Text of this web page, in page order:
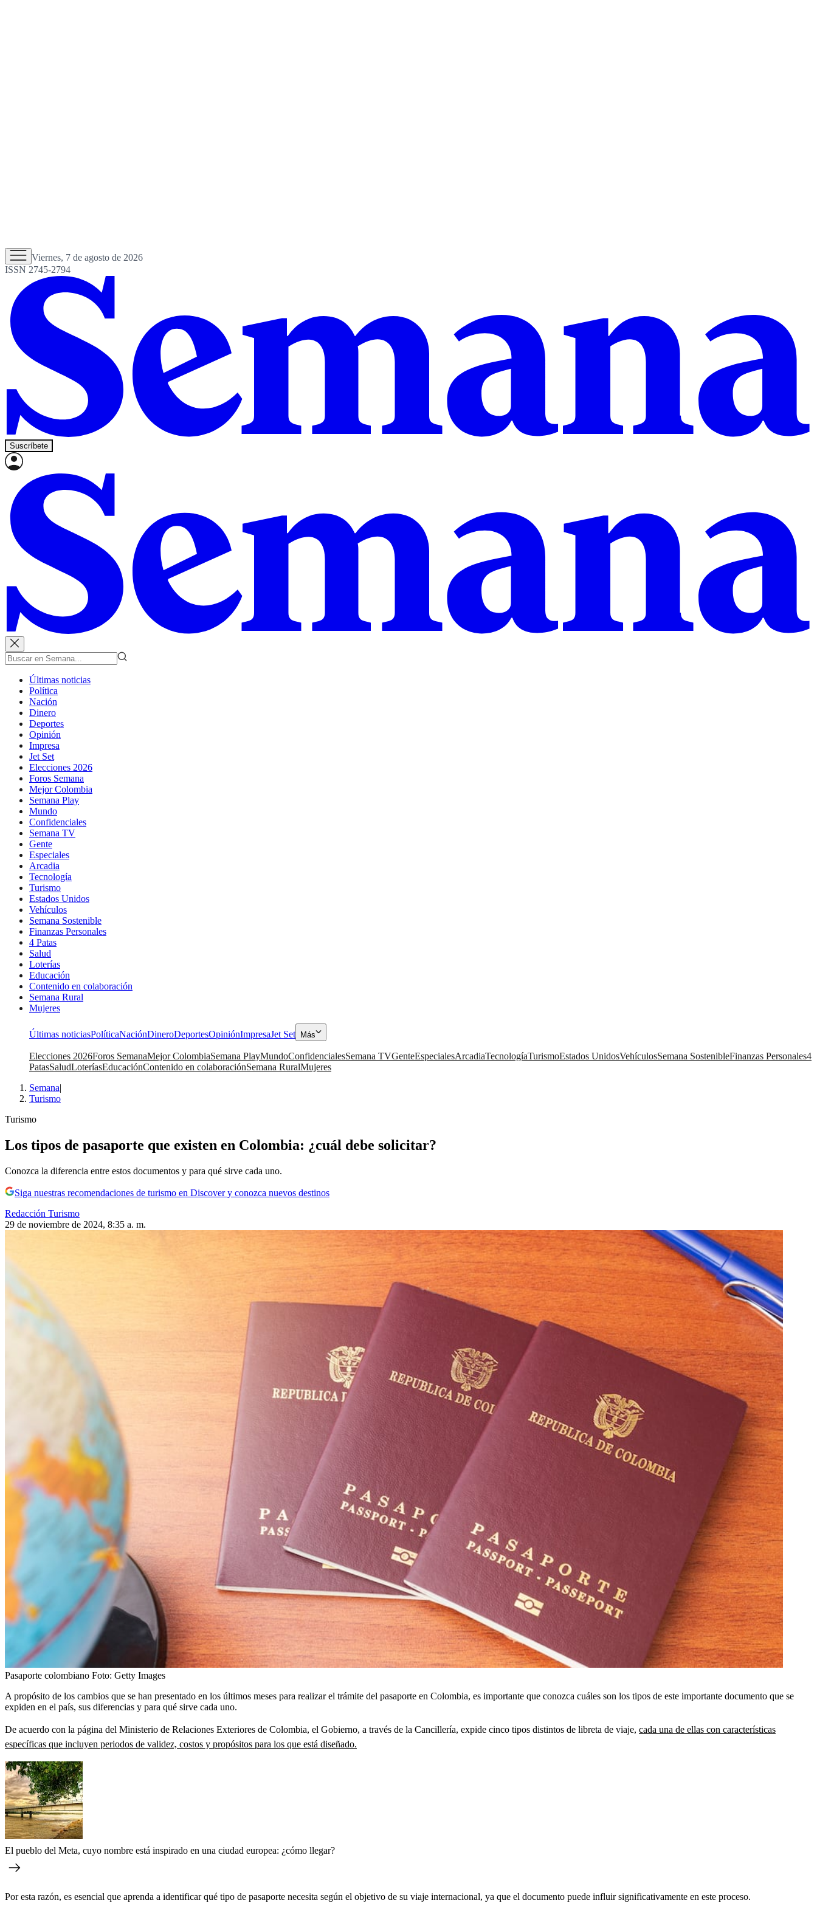
Viernes, 7 de agosto de 2026
ISSN 2745-2794
Suscríbete
Últimas noticias
Política
Nación
Dinero
Deportes
Opinión
Impresa
Jet Set
Elecciones 2026
Foros Semana
Mejor Colombia
Semana Play
Mundo
Confidenciales
Semana TV
Gente
Especiales
Arcadia
Tecnología
Turismo
Estados Unidos
Vehículos
Semana Sostenible
Finanzas Personales
4 Patas
Salud
Loterías
Educación
Contenido en colaboración
Semana Rural
Mujeres
Últimas noticiasPolíticaNaciónDineroDeportesOpiniónImpresaJet Set Más
Elecciones 2026Foros SemanaMejor ColombiaSemana PlayMundoConfidencialesSemana TVGenteEspecialesArcadiaTecnologíaTurismoEstados UnidosVehículosSemana SostenibleFinanzas Personales4
PatasSaludLoteríasEducaciónContenido en colaboraciónSemana RuralMujeres
Semana|
Turismo
Turismo
Los tipos de pasaporte que existen en Colombia: ¿cuál debe solicitar?
Conozca la diferencia entre estos documentos y para qué sirve cada uno.
Siga nuestras recomendaciones de turismo en Discover y conozca nuevos destinos
Redacción Turismo
29 de noviembre de 2024, 8:35 a. m.
Pasaporte colombiano Foto: Getty Images
A propósito de los cambios que se han presentado en los últimos meses para realizar el trámite del pasaporte en Colombia, es importante que conozca cuáles son los tipos de este importante documento que se
expiden en el país, sus diferencias y para qué sirve cada uno.
De acuerdo con la página del Ministerio de Relaciones Exteriores de Colombia, el Gobierno, a través de la Cancillería, expide cinco tipos distintos de libreta de viaje, cada una de ellas con características
específicas que incluyen periodos de validez, costos y propósitos para los que está diseñado.
El pueblo del Meta, cuyo nombre está inspirado en una ciudad europea: ¿cómo llegar?
Por esta razón, es esencial que aprenda a identificar qué tipo de pasaporte necesita según el objetivo de su viaje internacional, ya que el documento puede influir significativamente en este proceso.